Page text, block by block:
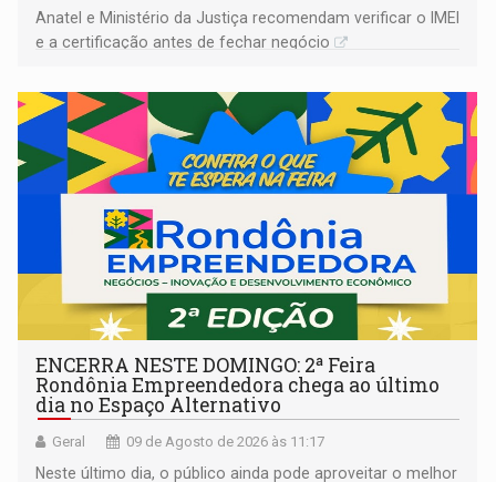
Anatel e Ministério da Justiça recomendam verificar o IMEI
e a certificação antes de fechar negócio
ENCERRA NESTE DOMINGO: 2ª Feira
Rondônia Empreendedora chega ao último
dia no Espaço Alternativo
Geral 09 de Agosto de 2026 às 11:17
Neste último dia, o público ainda pode aproveitar o melhor